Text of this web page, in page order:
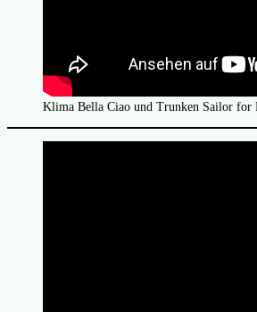
Klima Bella Ciao und Trunken Sailor for